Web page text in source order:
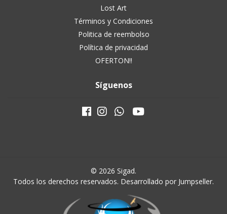
Lost Art
Términos y Condiciones
Politica de reembolso
Política de privacidad
OFERTON!!
Síguenos
© 2026 Sigad.
Todos los derechos reservados. Desarrollado por Jumpseller.